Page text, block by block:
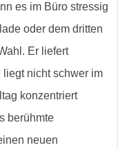
es im Büro stressig
oder dem dritten
Er liefert
liegt nicht schwer im
konzentriert
berühmte
neuen